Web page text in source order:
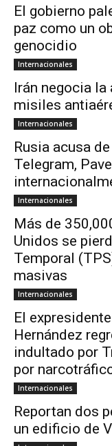
El gobierno
paz como un
genocidio
Internacionales
Irán negocia
misiles
Internacionales
Rusia acusa
Telegram,
Internacionales
Más de
Unidos se
Temporal
masivas
Internacionales
El
Hernández
indultado por
por
Internacionales
Reportan dos
un edificio de